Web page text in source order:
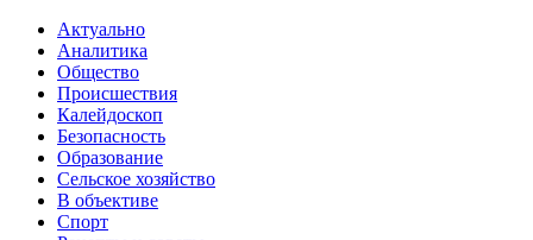
Актуально
Аналитика
Общество
Происшествия
Калейдоскоп
Безопасность
Образование
Сельское хозяйство
В объективе
Спорт